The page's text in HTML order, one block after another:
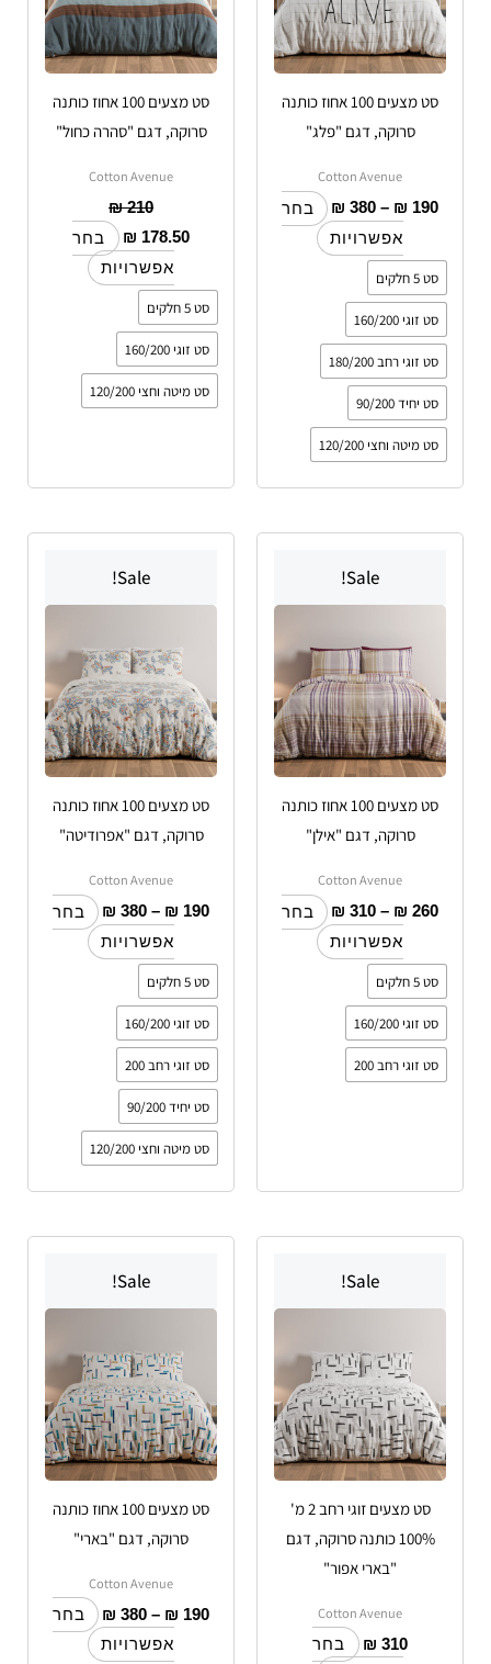
סט מצעים 100 אחוז כותנה
סרוקה, דגם "פלג"
Cotton Avenue
₪ 190
–
₪ 380
בחר
אפשרויות
לבחור
את
בעמוד
המוצר
סט 5 חלקים
סט זוגי 160/200
סט זוגי רחב 180/200
סט יחיד 90/200
סט מיטה וחצי 120/200
סט מצעים 100 אחוז כותנה
סרוקה, דגם "סהרה כחול"
Cotton Avenue
₪210
₪ 178.50
בחר
אפשרויות
לבחור
את
בעמוד
המוצר
סט 5 חלקים
סט זוגי 160/200
סט מיטה וחצי 120/200
Sale!
סט מצעים 100 אחוז כותנה
סרוקה, דגם "אילן"
Cotton Avenue
₪ 260
–
₪ 310
עד
בחר
אפשרויות
יש
סוגים.
ניתן
לבחור
את
בעמוד
המוצר
סט 5 חלקים
סט זוגי 160/200
סט זוגי רחב 200
Sale!
סט מצעים 100 אחוז כותנה
סרוקה, דגם "אפרודיטה"
Cotton Avenue
₪ 190
–
₪ 380
עד
בחר
אפשרויות
יש
סוגים.
ניתן
לבחור
את
בעמוד
המוצר
סט 5 חלקים
סט זוגי 160/200
סט זוגי רחב 200
סט יחיד 90/200
סט מיטה וחצי 120/200
Sale!
סט מצעים זוגי רחב 2 מ'
100% כותנה סרוקה, דגם
"בארי אפור"
Cotton Avenue
₪ 310
בחר
יש
סוגים.
ניתן
לבחור
את
האפשרויות
בעמוד
המוצר
Sale!
סט מצעים 100 אחוז כותנה
סרוקה, דגם "בארי"
Cotton Avenue
₪ 190
–
₪ 380
עד
בחר
אפשרויות
יש
סוגים.
ניתן
לבחור
את
האפשרויות
בעמוד
המוצר